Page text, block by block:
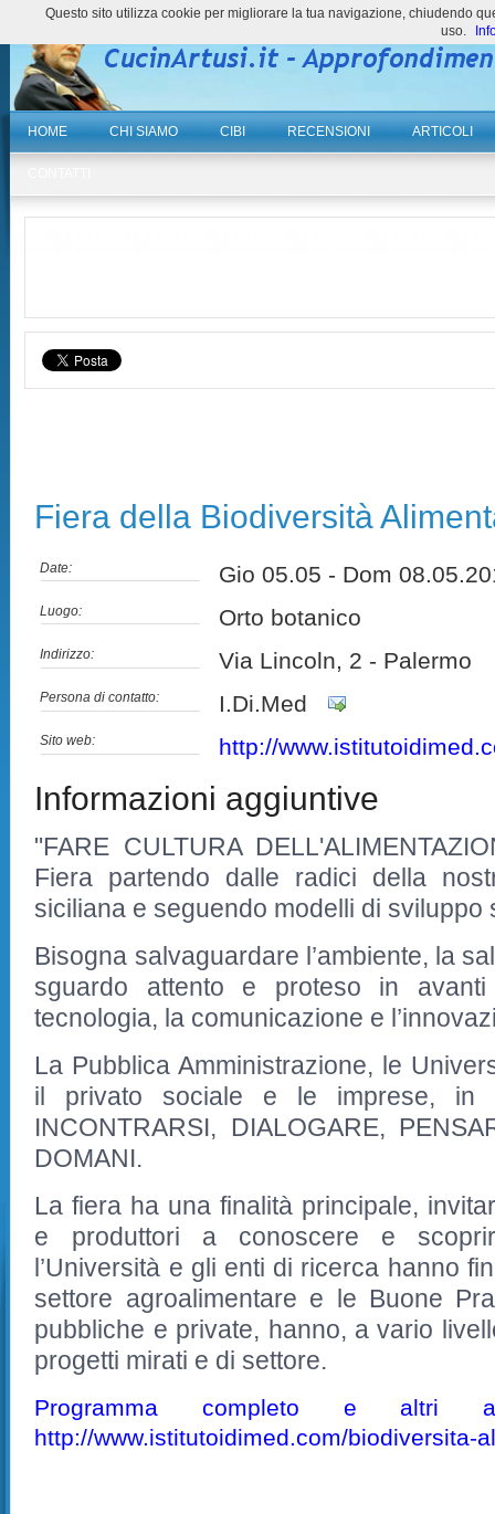
HOME CHI SIAMO CIBI RECENSIONI ARTICOLI
Fiera della Biodiversità
Date: Gio 05.05 - Dom
Luogo: Orto botanico
Indirizzo: Via Lincoln, 2 - Palermo
Persona di contatto: I.Di.Med
Sito web: http://
Informazioni aggiuntive
"FARE CULTURA
Fiera partendo dalle radici della
siciliana e seguendo modelli di sviluppo
Bisogna salvaguardare l’ambiente, la
sguardo attento e proteso in
tecnologia, la comunicazione e
La Pubblica Amministrazione, le
il privato sociale e le imprese, in
INCONTRARSI, DIALOGARE,
DOMANI.
La fiera ha una finalità principale,
e produttori a conoscere e
l’Università e gli enti di ricerca hanno
settore agroalimentare e le Buone
pubbliche e private, hanno, a vario
progetti mirati e di settore.
Programma completo e altri
http://www.istitutoidimed.com/biodiversita-
Questo sito utilizza cookie per migliorare la tua navigazione, chiudendo
uso.